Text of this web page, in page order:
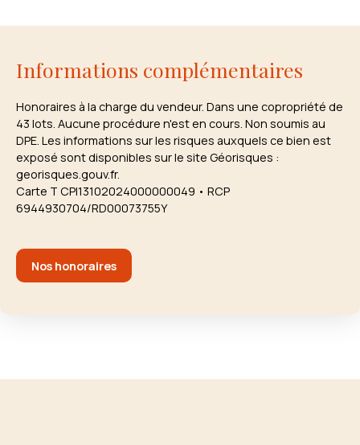
Informations complémentaires
Honoraires à la charge du vendeur. Dans une copropriété de
43 lots. Aucune procédure n'est en cours. Non soumis au
DPE. Les informations sur les risques auxquels ce bien est
exposé sont disponibles sur le site Géorisques :
georisques.gouv.fr.
Carte T CPI13102024000000049 • RCP
6944930704/RD00073755Y
Nos honoraires